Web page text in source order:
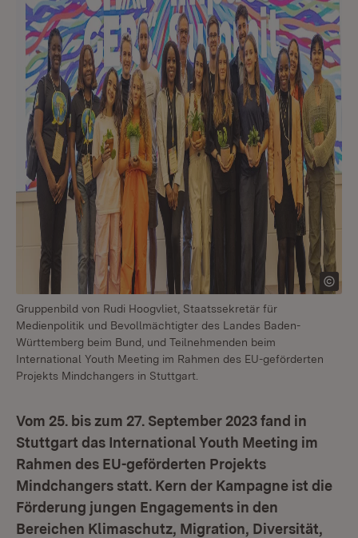
Gruppenbild von Rudi Hoogvliet, Staatssekretär für
Medienpolitik und Bevollmächtigter des Landes Baden-
Württemberg beim Bund, und Teilnehmenden beim
International Youth Meeting im Rahmen des EU-geförderten
Projekts Mindchangers in Stuttgart.
Vom 25. bis zum 27. September 2023 fand in
Stuttgart das International Youth Meeting im
Rahmen des EU-geförderten Projekts
Mindchangers statt. Kern der Kampagne ist die
Förderung jungen Engagements in den
Bereichen Klimaschutz, Migration, Diversität,